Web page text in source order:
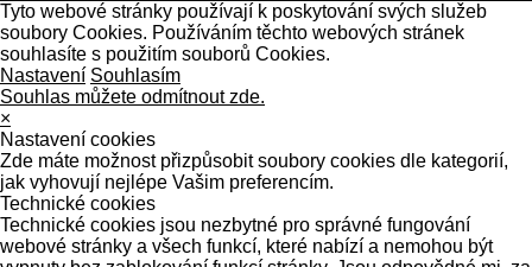
Tyto webové stránky používají k poskytování svých služeb
soubory Cookies. Používáním těchto webových stránek
souhlasíte s použitím souborů Cookies.
Nastavení Souhlasím
Souhlas můžete odmítnout zde.
×
Nastavení cookies
Zde máte možnost přizpůsobit soubory cookies dle kategorií,
jak vyhovují nejlépe Vašim preferencím.
Technické cookies
Technické cookies jsou nezbytné pro správné fungování
webové stránky a všech funkcí, které nabízí a nemohou být